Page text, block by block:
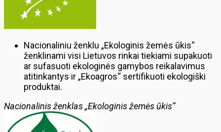
Nacionaliniu ženklu „Ekologinis žemės ūkis“
ženklinami visi Lietuvos rinkai tiekiami supakuoti
ar sufasuoti ekologinės gamybos reikalavimus
atitinkantys ir „Ekoagros“ sertifikuoti ekologiški
produktai.
Nacionalinis ženklas „Ekologinis žemės ūkis“